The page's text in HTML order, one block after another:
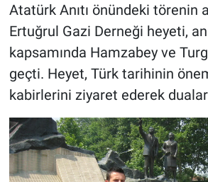
Atatürk Anıtı önündeki törenin
Ertuğrul Gazi Derneği heyeti,
kapsamında Hamzabey ve
geçti. Heyet, Türk tarihinin
kabirlerini ziyaret ederek